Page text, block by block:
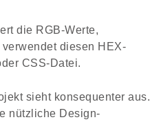
die RGB-Werte,
diesen HEX-
CSS-Datei.
sieht konsequenter aus.
nützliche Design-